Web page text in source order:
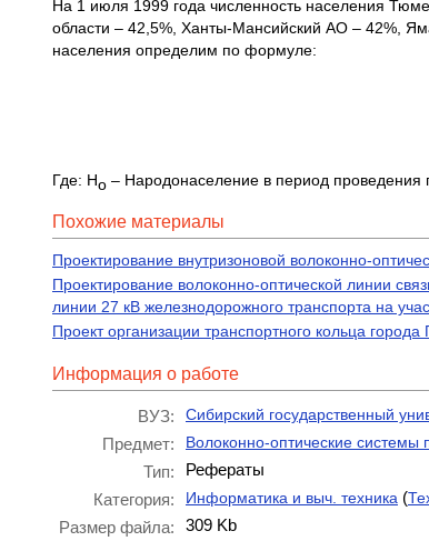
На 1 июля 1999 года численность населения
области – 42,5%, Ханты-Мансийский АО – 42%,
населения определим по формуле:
Где: Но – Народонаселение в период проведения
Похожие материалы
Проектирование внутризоновой волоконно-
Проектирование волоконно-оптической линии
линии 27 кВ железнодорожного транспорта на
Проект организации транспортного кольца города
Информация о работе
ВУЗ: Сибирский государственный
Предмет: Волоконно-оптические системы
Тип:
Рефераты
Категория:
Информатика и выч. техника (
Размер файла:
309 Kb